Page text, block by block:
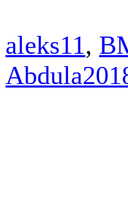
aleks11,